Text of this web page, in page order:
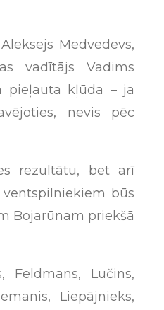
Medvedevs,
vadītājs Vadims
pieļauta kļūda – ja
nevis pēc
rezultātu, bet arī
būs
Bojarūnam priekšā
Feldmans, Lučins,
Liepājnieks,